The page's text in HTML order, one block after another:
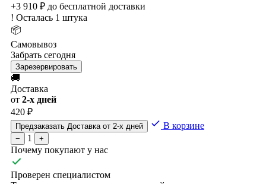
+3 910 ₽ до бесплатной доставки
! Осталась 1 штука
📦
Самовывоз
Забрать сегодня
Зарезервировать
🚚
Доставка
от 2-х дней
420 ₽
Предзаказать Доставка от 2-х дней В корзине
− 1 +
Почему покупают у нас
Проверен специалистом